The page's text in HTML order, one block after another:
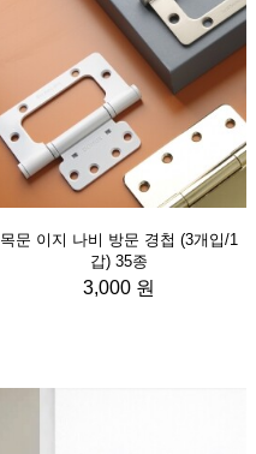
목문 이지 나비 방문 경첩 (3개입/1
갑) 35종
3,000 원